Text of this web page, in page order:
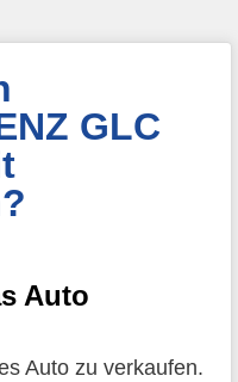
GLC
Auto
Auto zu verkaufen.